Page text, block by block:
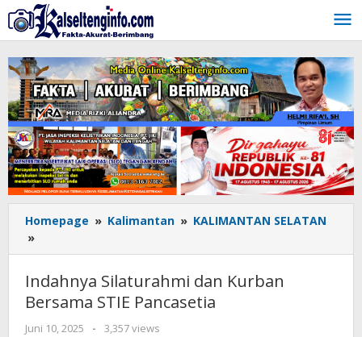
Lewati
ke
konten
Homepage » Kalimantan » KALIMANTAN SELATAN
»
Silaturahmi
dan
Kurban
Bersama
STIE
Indahnya Silaturahmi dan Kurban
Bersama STIE Pancasetia
Juni 10, 2025
oleh
-
3,357 views